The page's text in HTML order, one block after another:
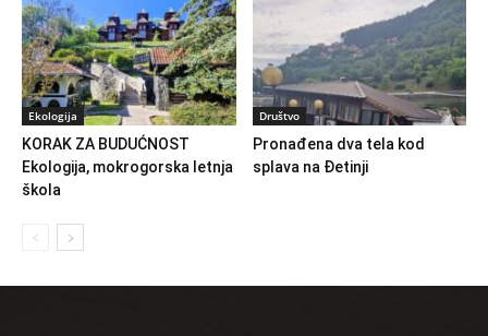
Ekologija
KORAK ZA BUDUĆNOST
Ekologija, mokrogorska letnja
škola
Društvo
Pronađena dva tela kod
splava na Đetinji